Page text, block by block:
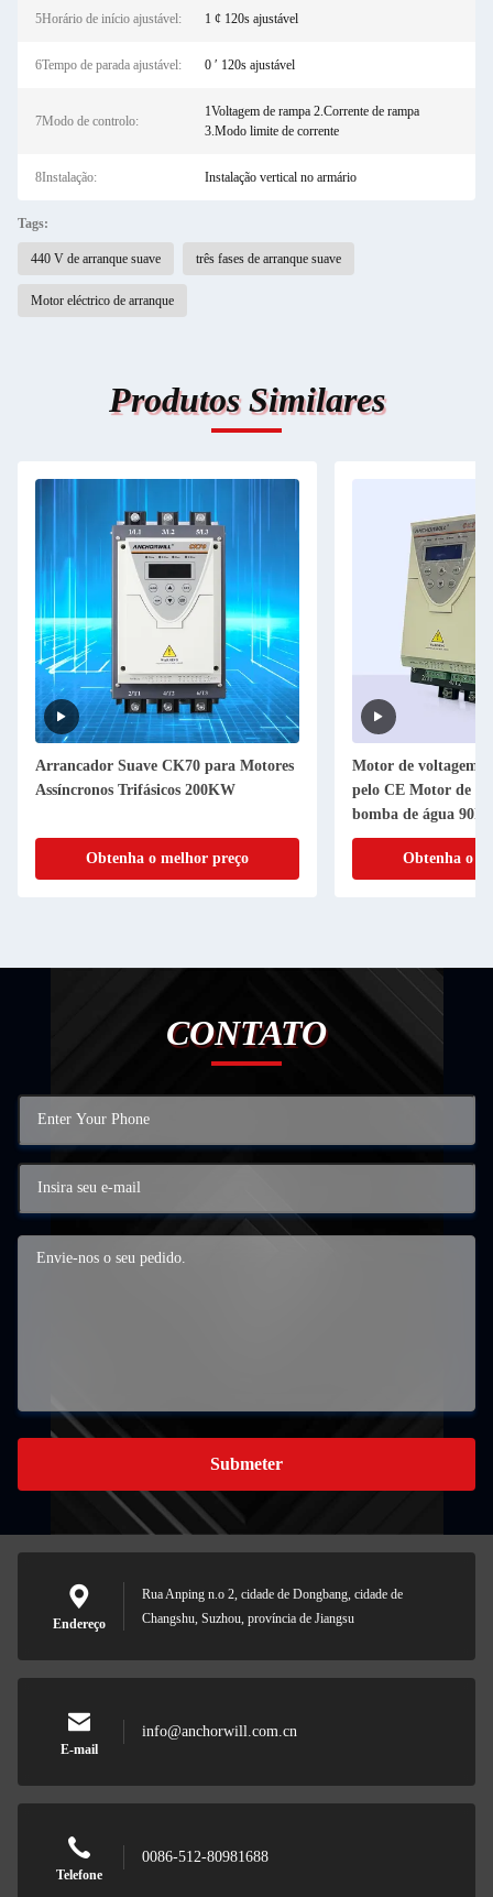
5Horário de início ajustável: 1 ¢ 120s ajustável
6Tempo de parada ajustável: 0 ′ 120s ajustável
7Modo de controlo:
1Voltagem de rampa 2.Corrente de rampa
3.Modo limite de corrente
8Instalação: Instalação vertical no armário
Tags:
440 V de arranque suave três fases de arranque suave
Motor eléctrico de arranque
Produtos Similares
Arrancador Suave CK70 para Motores
Assíncronos Trifásicos 200KW
Obtenha o melhor preço
Motor de voltagem
pelo CE Motor de
bomba de água
Anchorwill Modo
Obtenha o
CONTATO
Submeter
Endereço
Rua Anping n.o 2, cidade de Dongbang, cidade de
Changshu, Suzhou, província de Jiangsu
E-mail
info@anchorwill.com.cn
Telefone
0086-512-80981688